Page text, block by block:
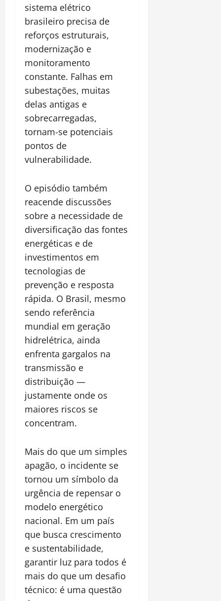
sistema elétrico
brasileiro precisa de
reforços estruturais,
modernização e
monitoramento
constante. Falhas em
subestações, muitas
delas antigas e
sobrecarregadas,
tornam-se potenciais
pontos de
vulnerabilidade.
O episódio também
reacende discussões
sobre a necessidade de
diversificação das fontes
energéticas e de
investimentos em
tecnologias de
prevenção e resposta
rápida. O Brasil, mesmo
sendo referência
mundial em geração
hidrelétrica, ainda
enfrenta gargalos na
transmissão e
distribuição —
justamente onde os
maiores riscos se
concentram.
Mais do que um simples
apagão, o incidente se
tornou um símbolo da
urgência de repensar o
modelo energético
nacional. Em um país
que busca crescimento
e sustentabilidade,
garantir luz para todos é
mais do que um desafio
técnico: é uma questão